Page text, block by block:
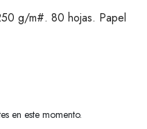
g/m#. 80 hojas. Papel
en este momento.